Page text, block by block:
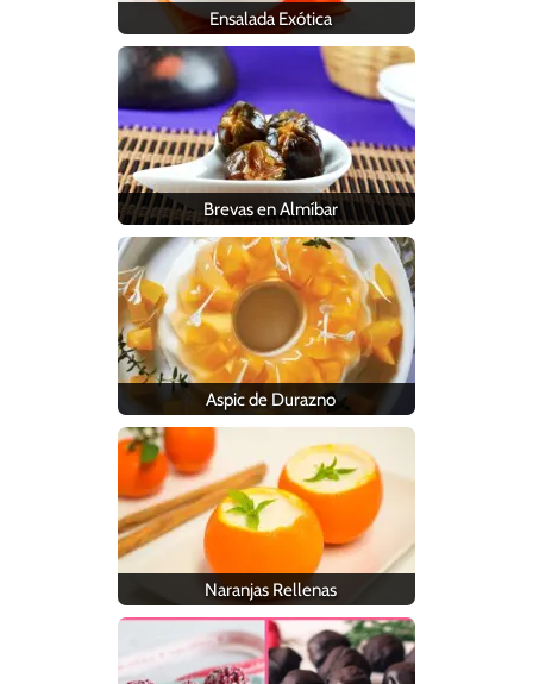
Ensalada Exótica
Brevas en Almíbar
Aspic de Durazno
Naranjas Rellenas